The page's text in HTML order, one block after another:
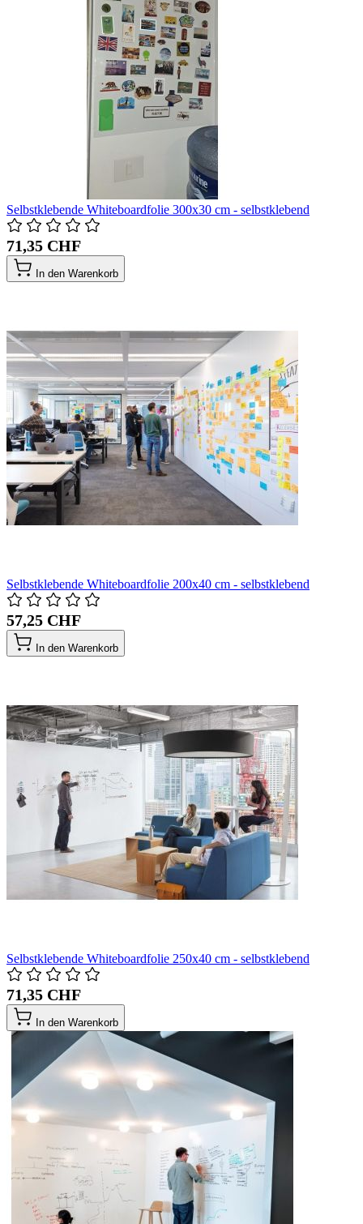
Selbstklebende Whiteboardfolie 300x30 cm - selbstklebend
71,35 CHF
In den Warenkorb
Selbstklebende Whiteboardfolie 200x40 cm - selbstklebend
57,25 CHF
In den Warenkorb
Selbstklebende Whiteboardfolie 250x40 cm - selbstklebend
71,35 CHF
In den Warenkorb